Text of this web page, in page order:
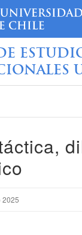
2025